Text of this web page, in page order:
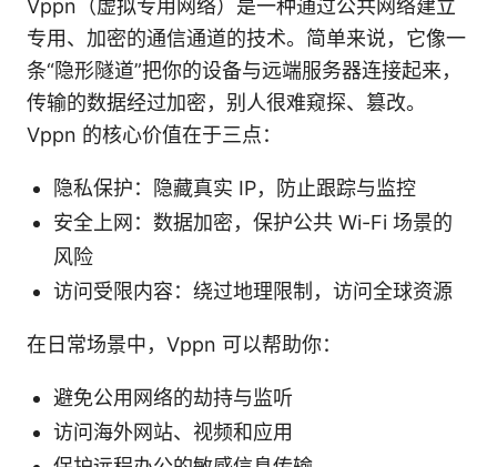
Vppn（虚拟专用网络）是一种通过公共网络建立
专用、加密的通信通道的技术。简单来说，它像一
条“隐形隧道”把你的设备与远端服务器连接起来，
传输的数据经过加密，别人很难窥探、篡改。
Vppn 的核心价值在于三点：
隐私保护：隐藏真实 IP，防止跟踪与监控
安全上网：数据加密，保护公共 Wi-Fi 场景的
风险
访问受限内容：绕过地理限制，访问全球资源
在日常场景中，Vppn 可以帮助你：
避免公用网络的劫持与监听
访问海外网站、视频和应用